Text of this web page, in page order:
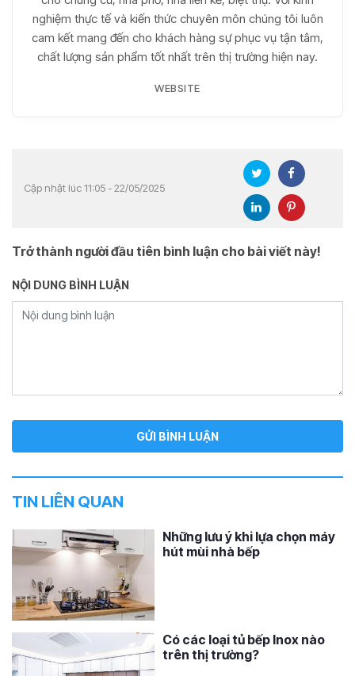
nghiệm thực tế và kiến thức chuyên môn chúng tôi luôn
cam kết mang đến cho khách hàng sự phục vụ tận tâm,
chất lượng sản phẩm tốt nhất trên thị trường hiện nay.
WEBSITE
Cập nhật lúc 11:05 - 22/05/2025
Trở thành người đầu tiên bình luận cho bài viết này!
NỘI DUNG BÌNH LUẬN
TIN LIÊN QUAN
Những lưu ý khi lựa chọn máy
hút mùi nhà bếp
Có các loại tủ bếp Inox nào
trên thị trường?